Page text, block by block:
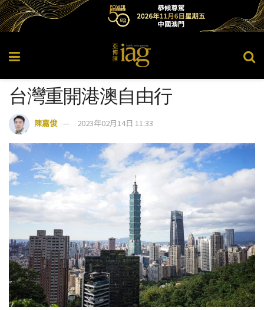
台灣重開港澳自由行
陳嘉俊 2023年02月14日 11:33